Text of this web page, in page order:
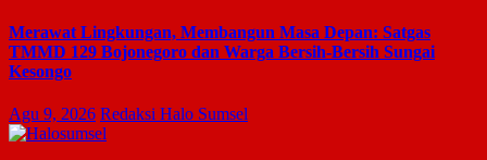
Merawat Lingkungan, Membangun Masa Depan: Satgas
TMMD 129 Bojonegoro dan Warga Bersih-Bersih Sungai
Kesongo
Agu 9, 2026 Redaksi Halo Sumsel